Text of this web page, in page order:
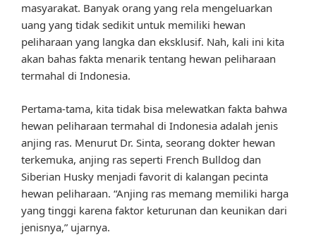
masyarakat. Banyak orang yang rela mengeluarkan
uang yang tidak sedikit untuk memiliki hewan
peliharaan yang langka dan eksklusif. Nah, kali ini kita
akan bahas fakta menarik tentang hewan peliharaan
termahal di Indonesia.
Pertama-tama, kita tidak bisa melewatkan fakta bahwa
hewan peliharaan termahal di Indonesia adalah jenis
anjing ras. Menurut Dr. Sinta, seorang dokter hewan
terkemuka, anjing ras seperti French Bulldog dan
Siberian Husky menjadi favorit di kalangan pecinta
hewan peliharaan. “Anjing ras memang memiliki harga
yang tinggi karena faktor keturunan dan keunikan dari
jenisnya,” ujarnya.